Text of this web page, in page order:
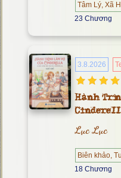
Tâm Lý, Xã
23 Chương
3.8.2026
Hành
Lục Lục
Biên khảo,
18 Chương